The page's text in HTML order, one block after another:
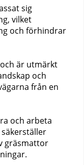
sig
vilket
och förhindrar
är utmärkt
och
från en
och arbeta
gräsmattor